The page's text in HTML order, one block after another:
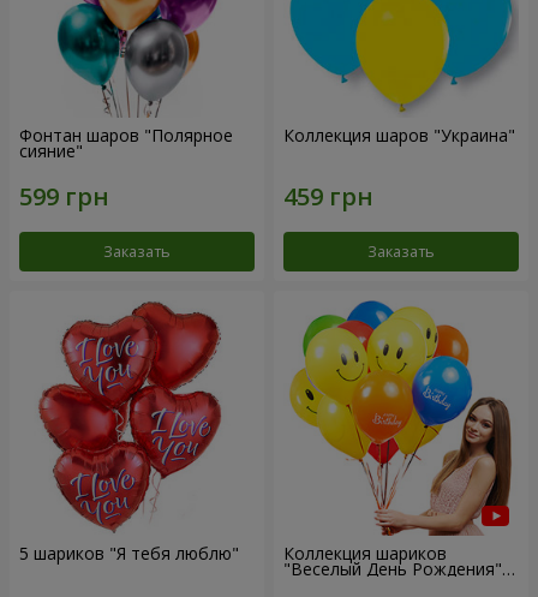
Фонтан шаров "Полярное
сияние"
Заказать
Коллекция шаров "Украина"
Заказать
5 шариков "Я тебя люблю" Коллекция шариков
"Веселый День Рождения" -
7 шариков